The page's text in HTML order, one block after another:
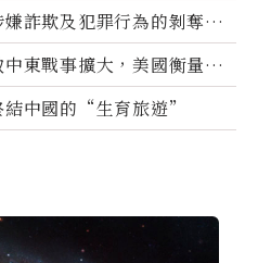
詐欺及犯罪行為的剝奪公
東戰事擴大，美國衡量地
結中國的“生育旅遊”